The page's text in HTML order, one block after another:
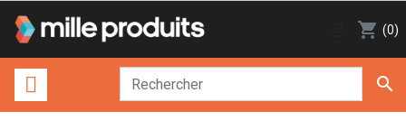
shopping_cart (0)
